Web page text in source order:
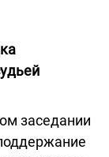
заседании